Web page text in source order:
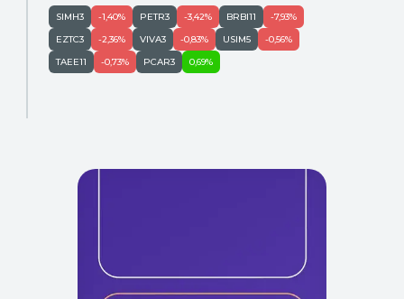
SIMH3 -1,40% PETR3 -3,42% BRBI11
-7,93%
EZTC3
-2,36% VIVA3 -0,83% USIM5
-0,56%
TAEE11
-0,73% PCAR3 0,69%